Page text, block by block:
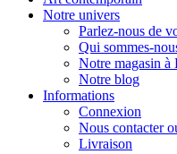
Notre univers
Parlez-nous de
Qui sommes-
Notre magasin à
Notre blog
Informations
Connexion
Nous contacter
Livraison